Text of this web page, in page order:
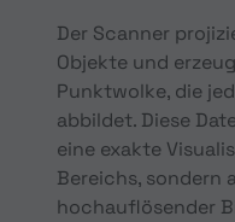
Der Scanner
Objekte und
Punktwolke, die
abbildet. Diese
eine exakte
Bereichs, sondern
hochauflösender